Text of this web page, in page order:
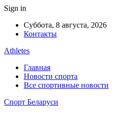
Sign in
Суббота, 8 августа, 2026
Контакты
Athletes
Главная
Новости спорта
Все спортивные новости
Спорт Беларуси